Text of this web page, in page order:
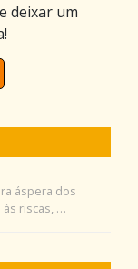
deixar um
áspera dos
às riscas, …